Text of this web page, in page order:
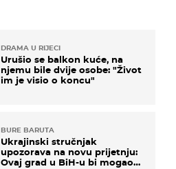
DRAMA U RIJECI
Urušio se balkon kuće, na
njemu bile dvije osobe: "Život
im je visio o koncu"
BURE BARUTA
Ukrajinski stručnjak
upozorava na novu prijetnju:
Ovaj grad u BiH-u bi mogao